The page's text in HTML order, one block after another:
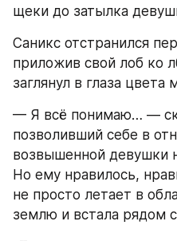
щеки до затылка
Саникс отстранился
приложив свой лоб ко
заглянул в глаза
— Я всё понимаю… —
позволивший себе в
возвышенной девушки
Но ему нравилось,
не просто летает в
землю и встала рядом